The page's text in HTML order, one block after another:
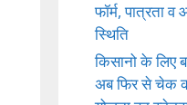
फॉर्म, पात्रता
स्थिति
किसानो के लिए
अब फिर से चेक